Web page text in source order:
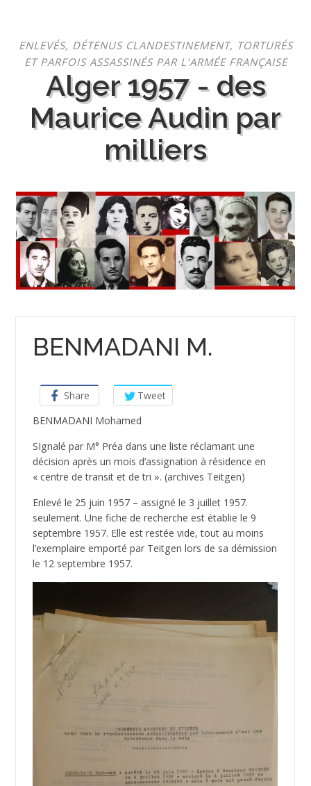
contenu
ENLEVÉS, DÉTENUS CLANDESTINEMENT, TORTURÉS
ET PARFOIS ASSASSINÉS PAR L’ARMÉE FRANÇAISE
Alger 1957 - des
Maurice Audin par
milliers
BENMADANI M.
Share
Tweet
BENMADANI Mohamed
SIgnalé par M° Préa dans une liste réclamant une
décision après un mois d’assignation à résidence en
« centre de transit et de tri ». (archives Teitgen)
Enlevé le 25 juin 1957 – assigné le 3 juillet 1957.
seulement. Une fiche de recherche est établie le 9
septembre 1957. Elle est restée vide, tout au moins
l’exemplaire emporté par Teitgen lors de sa démission
le 12 septembre 1957.